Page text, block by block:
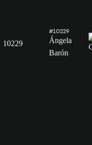
10229
#10229
Ángela
Barón